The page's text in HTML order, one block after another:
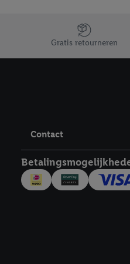
Jouw voordelen bij ons als
Gratis retourneren
Contact